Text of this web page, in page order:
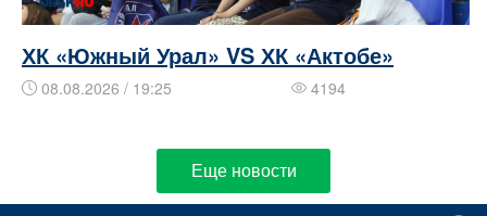
ХК «Южный Урал» VS ХК «Актобе»
08.08.2026 / 19:25 4194
Еще новости